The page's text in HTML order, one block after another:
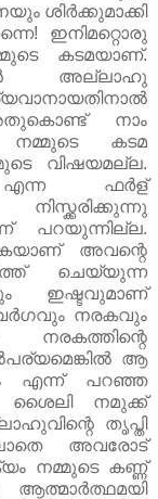
ശിർക്കുമാക്കി
ഇനിമറ്റൊരു
കടമയാണ്‌.
അല്ലാഹു
നാം
നമ്മുടെ കടമ
വിഷയമല്ല.
എന്ന ഫർള്‌
പറയുന്നില്ല.
അവന്റെ
ചെയ്യുന്ന
ഇഷ്ടവുമാണ്‌
നരകവും
ആ
എന്ന് പറഞ്ഞ
ശൈലി നമുക്ക്‌
തൃപ്തി
അവരോട്‌
നമ്മുടെ കണ്ണ്‌
ആത്മാർത്ഥമയി